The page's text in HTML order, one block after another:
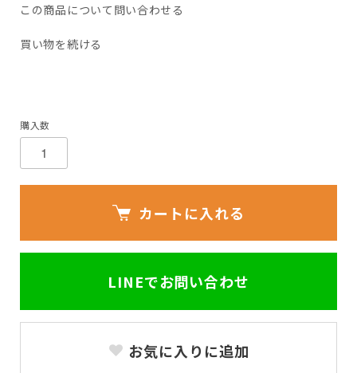
この商品について問い合わせる
買い物を続ける
購入数
カートに入れる
LINEでお問い合わせ
お気に入りに追加